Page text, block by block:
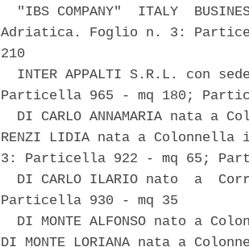
"IBS COMPANY"  ITALY
Adriatica. Foglio n. 3:
210
INTER APPALTI S.R.L. con
Particella 965 - mq 180;
DI CARLO ANNAMARIA nata a
RENZI LIDIA nata a
3: Particella 922 - mq 65;
DI CARLO ILARIO nato  a
Particella 930 - mq 35
DI MONTE ALFONSO nato a
DI MONTE LORIANA nata a